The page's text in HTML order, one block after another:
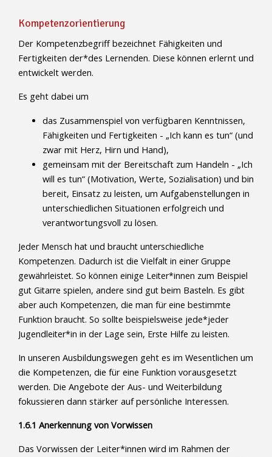
Kompetenzorientierung
Der Kompetenzbegriff bezeichnet Fähigkeiten und
Fertigkeiten der*des Lernenden. Diese können erlernt und
entwickelt werden.
Es geht dabei um
das Zusammenspiel von verfügbaren Kenntnissen,
Fähigkeiten und Fertigkeiten - „Ich kann es tun“ (und
zwar mit Herz, Hirn und Hand),
gemeinsam mit der Bereitschaft zum Handeln - „Ich
will es tun“ (Motivation, Werte, Sozialisation) und bin
bereit, Einsatz zu leisten, um Aufgabenstellungen in
unterschiedlichen Situationen erfolgreich und
verantwortungsvoll zu lösen.
Jeder Mensch hat und braucht unterschiedliche
Kompetenzen. Dadurch ist die Vielfalt in einer Gruppe
gewährleistet. So können einige Leiter*innen zum Beispiel
gut Gitarre spielen, andere sind gut beim Basteln. Es gibt
aber auch Kompetenzen, die man für eine bestimmte
Funktion braucht. So sollte beispielsweise jede*jeder
Jugendleiter*in in der Lage sein, Erste Hilfe zu leisten.
In unseren Ausbildungswegen geht es im Wesentlichen um
die Kompetenzen, die für eine Funktion vorausgesetzt
werden. Die Angebote der Aus- und Weiterbildung
fokussieren dann stärker auf persönliche Interessen.
1.6.1 Anerkennung von Vorwissen
Das Vorwissen der Leiter*innen wird im Rahmen der